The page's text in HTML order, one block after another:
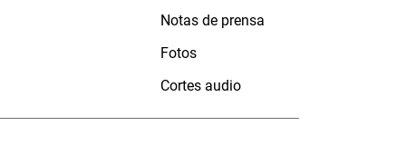
Notas de prensa
Fotos
Cortes audio